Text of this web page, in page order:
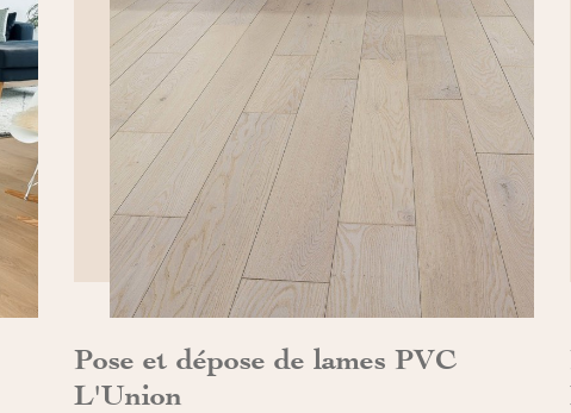
Pose et dépose de lames PVC
L'Union
DÉCOUVRIR>>